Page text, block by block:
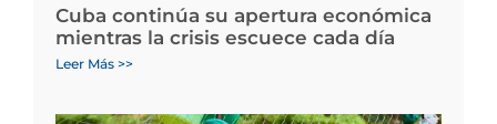
Cuba continúa su apertura económica
mientras la crisis escuece cada día
Leer Más >>